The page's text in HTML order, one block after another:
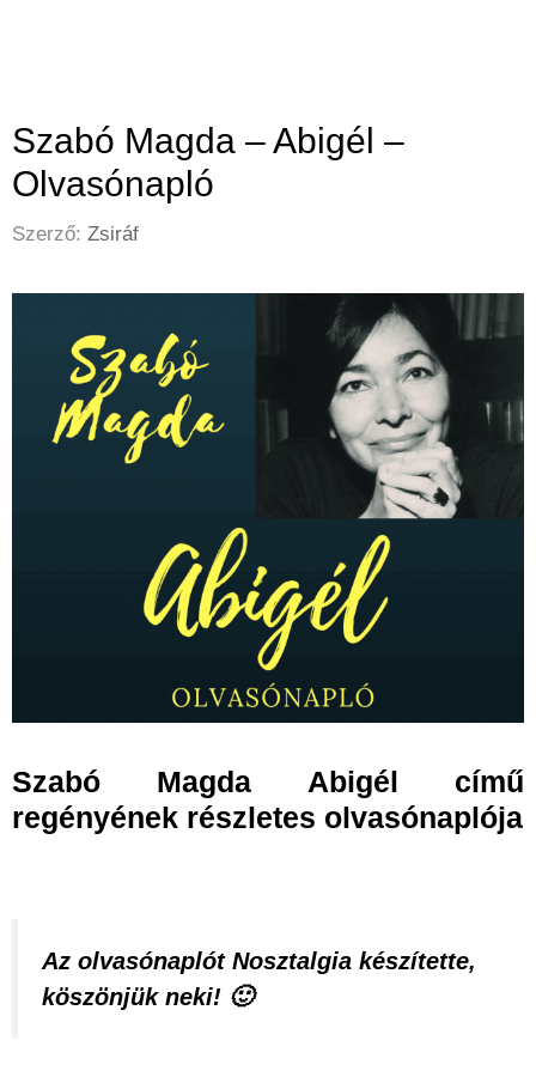
Szabó Magda – Abigél –
Olvasónapló
Szerző: Zsiráf
Szabó Magda Abigél című
regényének részletes olvasónaplója
Az olvasónaplót Nosztalgia készítette,
köszönjük neki! 🙂